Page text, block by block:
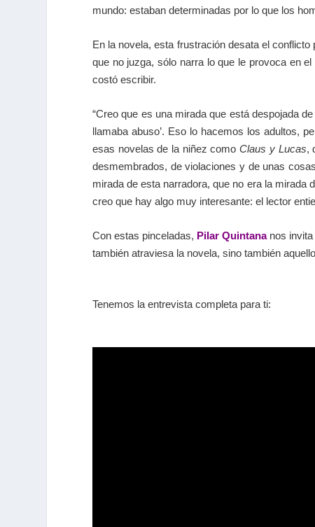
mundo: estaban determinadas por lo que los
En la novela, esta frustración desata el
que no juzga, sólo narra lo que le provoca en
costó escribir.
“Creo que es una mirada que está despojada
llamaba abuso’. Eso lo hacemos los adultos,
esas novelas de la niñez comoClaus y Lucas,
desmembrados, de violaciones y de unas
mirada de esta narradora, que no era la mirada
creo que hay algo muy interesante: el lector
Con estas pinceladas, Pilar Quintananos
también atraviesa la novela, sino también
Tenemos la entrevista completa para ti: